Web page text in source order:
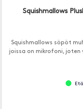
Squishmallows
Squishmallows söpöt
joissa on mikrofoni, joten